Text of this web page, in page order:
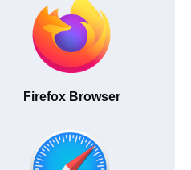
Firefox Browser